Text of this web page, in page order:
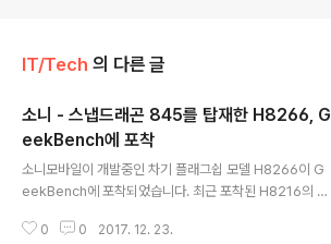
IT/Tech 의 다른 글
소니 - 스냅드래곤 845를 탑재한 H8266, G
eekBench에 포착
소니모바일이 개발중인 차기 플래그쉽 모델 H8266이 G
eekBench에 포착되었습니다. 최근 포착된 H8216의 파
안드로이드 8.0 오레오와 스냅드래곤 845 옥타코어 프로
0 0 2017. 12. 23.